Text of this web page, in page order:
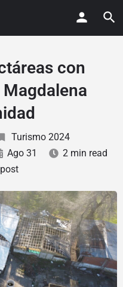
con
Turismo 2024
Ago 31
2 min read